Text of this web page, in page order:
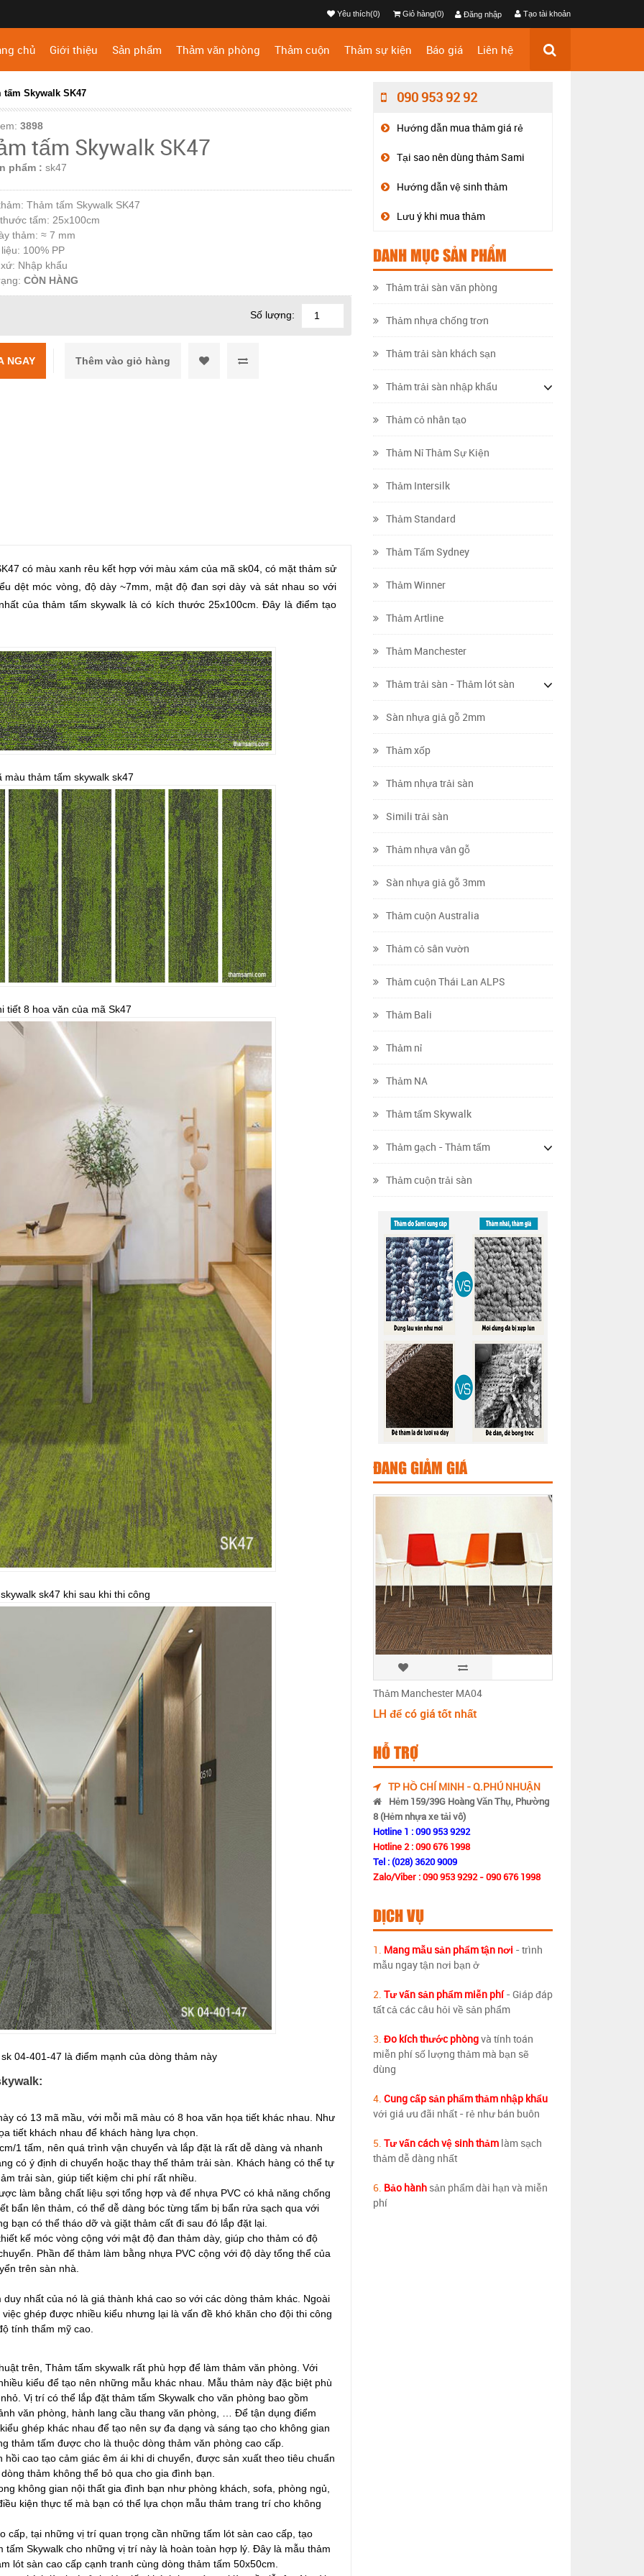
Đăng nhập Tạo tài khoản
Yêu thích(0) Giỏ hàng(0)
chủ Giới thiệu Sản phẩm Thảm văn phòng Thảm cuộn Thảm sự kiện Báo giá Liên hệ
tấm Skywalk SK47
3898
tấm Skywalk SK47
phẩm : sk47
Thảm tấm Skywalk SK47
tấm: 25x100cm
thảm: ≈ 7 mm
100% PP
Nhập khẩu
CÒN HÀNG
Số lượng:
NGAY
có màu xanh rêu kết hợp với màu xám của mã sk04, có mặt thảm sử
dệt móc vòng, độ dày ~7mm, mật độ đan sợi dày và sát nhau so với
của thảm tấm skywalk là có kích thước 25x100cm. Đây là điểm tạo
màu thảm tấm skywalk sk47
tiết 8 hoa văn của mã Sk47
sk47 khi sau khi thi công
04-401-47 là điểm mạnh của dòng thảm này
có 13 mã mầu, với mỗi mã màu có 8 hoa văn họa tiết khác nhau. Như
tiết khách nhau để khách hàng lựa chọn.
1 tấm, nên quá trình vận chuyển và lắp đặt là rất dễ dàng và nhanh
có ý định di chuyển hoặc thay thế thảm trải sàn. Khách hàng có thể tự
trải sàn, giúp tiết kiệm chi phí rất nhiều.
làm bằng chất liệu sợi tổng hợp và đế nhựa PVC có khả năng chống
bẩn lên thảm, có thể dễ dàng bóc từng tấm bị bẩn rửa sạch qua với
bạn có thể tháo dỡ và giặt thảm cất đi sau đó lắp đặt lại.
kế móc vòng cộng với mật độ đan thảm dày, giúp cho thảm có độ
Phần đế thảm làm bằng nhựa PVC cộng với độ dày tổng thể của
trên sàn nhà.
nhất của nó là giá thành khá cao so với các dòng thảm khác. Ngoài
ghép được nhiều kiểu nhưng lại là vấn đề khó khăn cho đội thi công
tính thẩm mỹ cao.
trên, Thảm tấm skywalk rất phù hợp để làm thảm văn phòng. Với
kiểu để tạo nên những mẫu khác nhau. Mẫu thảm này đặc biệt phù
Vị trí có thể lắp đặt thảm tấm Skywalk cho văn phòng bao gồm
văn phòng, hành lang cầu thang văn phòng, … Để tận dụng điểm
ghép khác nhau để tạo nên sự đa dạng và sáng tạo cho không gian
thảm tấm được cho là thuộc dòng thảm văn phòng cao cấp.
cao tạo cảm giác êm ái khi di chuyển, được sản xuất theo tiêu chuẩn
thảm không thể bỏ qua cho gia đình bạn.
không gian nội thất gia đình bạn như phòng khách, sofa, phòng ngủ,
kiện thực tế mà bạn có thể lựa chọn mẫu thảm trang trí cho không
cấp, tại những vị trí quan trọng cần những tấm lót sàn cao cấp, tạo
Skywalk cho những vị trí này là hoàn toàn hợp lý. Đây là mẫu thảm
lót sàn cao cấp cạnh tranh cùng dòng thảm tấm 50x50cm.
090 953 92 92
Hướng dẫn mua thảm giá rẻ
Tại sao nên dùng thảm Sami
Hướng dẫn vệ sinh thảm
Lưu ý khi mua thảm
DANH MỤC SẢN PHẨM
Thảm trải sàn văn phòng
Thảm nhựa chống trơn
Thảm trải sàn khách sạn
Thảm trải sàn nhập khẩu
Thảm cỏ nhân tạo
Thảm Nỉ Thảm Sự Kiện
Thảm Intersilk
Thảm Standard
Thảm Tấm Sydney
Thảm Winner
Thảm Artline
Thảm Manchester
Thảm trải sàn - Thảm lót sàn
Sàn nhựa giả gỗ 2mm
Thảm xốp
Thảm nhựa trải sàn
Simili trải sàn
Thảm nhựa vân gỗ
Sàn nhựa giả gỗ 3mm
Thảm cuộn Australia
Thảm cỏ sân vườn
Thảm cuộn Thái Lan ALPS
Thảm Bali
Thảm nỉ
Thảm NA
Thảm tấm Skywalk
Thảm gạch - Thảm tấm
Thảm cuộn trải sàn
ĐANG GIẢM GIÁ
Thảm Manchester MA04
LH để có giá tốt nhất
HỖ TRỢ
TP HỒ CHÍ MINH - Q.PHÚ NHUẬN
Hẻm 159/39G Hoàng Văn Thụ, Phường
8 (Hẻm nhựa xe tải vô)
Hotline 1 : 090 953 9292
Hotline 2 : 090 676 1998
Tel : (028) 3620 9009
Zalo/Viber : 090 953 9292 - 090 676 1998
DỊCH VỤ
1. Mang mẫu sản phẩm tận nơi - trình
mẫu ngay tận nơi bạn ở
2. Tư vấn sản phẩm miễn phí- Giáp đáp
tất cả các câu hỏi về sản phẩm
3. Đo kích thước phòngvà tính toán
miễn phí số lượng thảm mà bạn sẽ
dùng
4. Cung cấp sản phẩm thảm nhập khẩu
với giá ưu đãi nhất - rẻ như bán buôn
5. Tư vấn cách vệ sinh thảm làm sạch
thảm dễ dàng nhất
6. Bảo hành sản phẩm dài hạn và miễn
phí